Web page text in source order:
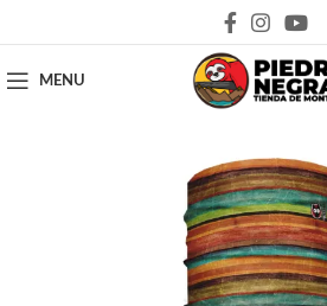
MENU
Deja que la montaña sea parte de